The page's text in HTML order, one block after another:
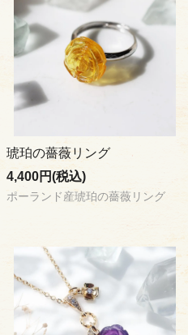
琥珀の薔薇リング
4,400円(税込)
ポーランド産琥珀の薔薇リング